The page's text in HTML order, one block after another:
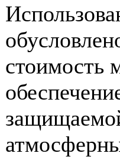
стоимость